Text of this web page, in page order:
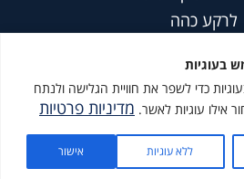
בעוגיות
כדי לשפר את חוויית הגלישה ולנתח
אילו עוגיות לאשר. מדיניות פרטיות
ללא עוגיות אישור
|מדיניות פרטיות
לעקוב גם ב
מתנה בשבילך